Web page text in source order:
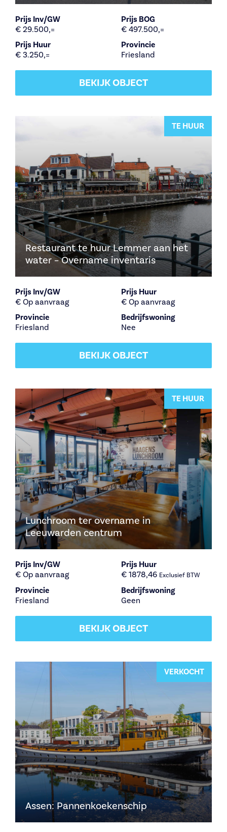
Prijs Inv/GW
€ 29.500,=
Prijs BOG
€ 497.500,=
Prijs Huur
€ 3.250,=
Provincie
Friesland
BEKIJK OBJECT
TE HUUR
Restaurant te huur Lemmer aan het
water – Overname inventaris
Prijs Inv/GW
€ Op aanvraag
Prijs Huur
€ Op aanvraag
Provincie
Friesland
Bedrijfswoning
Nee
BEKIJK OBJECT
TE HUUR
Lunchroom ter overname in
Leeuwarden centrum
Prijs Inv/GW
€ Op aanvraag
Prijs Huur
€ 1878,46 Exclusief BTW
Provincie
Friesland
Bedrijfswoning
Geen
BEKIJK OBJECT
VERKOCHT
Assen: Pannenkoekenschip